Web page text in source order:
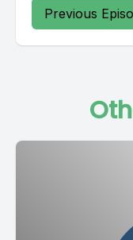
Previous